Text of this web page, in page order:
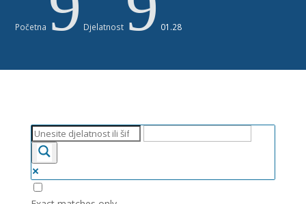
Početna Djelatnost 01.28